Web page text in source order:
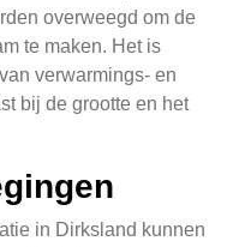
overweegd om de
te maken. Het is
verwarmings- en
bij de grootte en het
in Dirksland kunnen